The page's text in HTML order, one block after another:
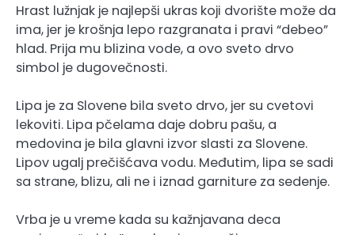
Hrast lužnjak je najlepši ukras koji dvorište može da
ima, jer je krošnja lepo razgranata i pravi “debeo”
hlad. Prija mu blizina vode, a ovo sveto drvo
simbol je dugovečnosti.
Lipa je za Slovene bila sveto drvo, jer su cvetovi
lekoviti. Lipa pčelama daje dobru pašu, a
medovina je bila glavni izvor slasti za Slovene.
Lipov ugalj prečišćava vodu. Međutim, lipa se sadi
sa strane, blizu, ali ne i iznad garniture za sedenje.
Vrba je u vreme kada su kažnjavana deca